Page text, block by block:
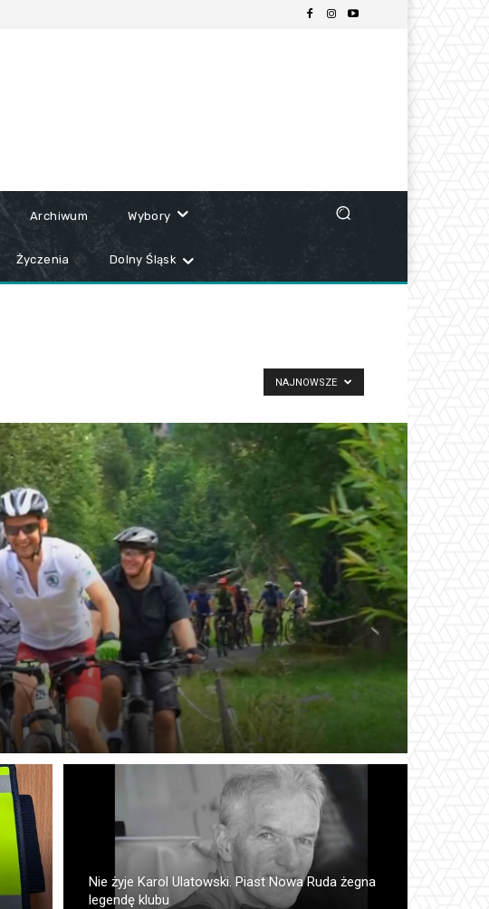
Archiwum Wybory
Życzenia Dolny Śląsk
NAJNOWSZE
Nie żyje Karol Ulatowski. Piast Nowa Ruda żegna
legendę klubu